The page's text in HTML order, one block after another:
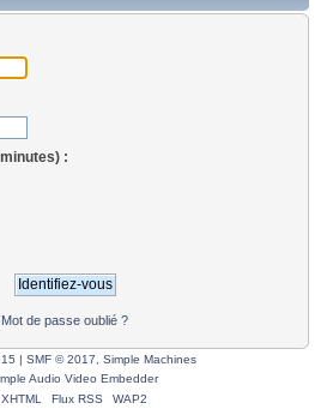
:
Mot de passe oublié ?
| SMF © 2017
Simple Machines
Audio Video Embedder
XHTML
Flux RSS WAP2